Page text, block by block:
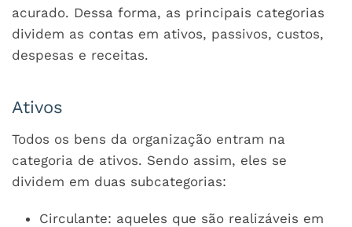
acurado. Dessa forma, as principais categorias
dividem as contas em ativos, passivos, custos,
despesas e receitas.
Ativos
Todos os bens da organização entram na
categoria de ativos. Sendo assim, eles se
dividem em duas subcategorias:
Circulante: aqueles que são realizáveis em